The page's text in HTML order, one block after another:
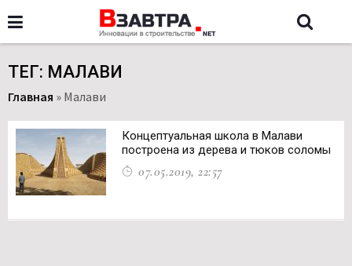
ТЕГ: МАЛАВИ
Главная » Малави
Концептуальная школа в Малави
построена из дерева и тюков соломы
07.05.2019, 22:57